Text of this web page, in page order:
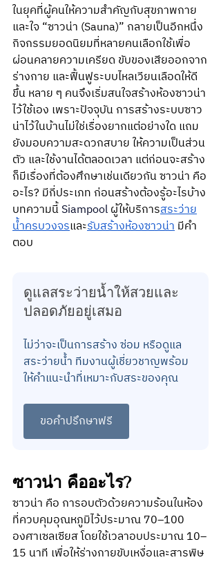
ในยุคที่ผู้คนให้ความสำคัญกับสุขภาพกาย
และใจ “ซาวน่า (Sauna)” กลายเป็นอีกหนึ่ง
กิจกรรมยอดนิยมที่หลายคนเลือกใช้เพื่อ
ผ่อนคลายความเครียด ขับของเสียออกจาก
ร่างกาย และฟื้นฟูระบบไหลเวียนเลือดให้ดี
ขึ้น หลาย ๆ คนจึงเริ่มสนใจสร้างห้องซาวน่า
ไว้ใช้เอง เพราะปัจจุบัน การสร้างระบบซาว
น่าไว้ในบ้านไม่ใช่เรื่องยากแต่อย่างใด แถม
ยังมอบความสะดวกสบาย ให้ความเป็นส่วน
ตัว และใช้งานได้ตลอดเวลา แต่ก่อนจะสร้าง
ก็มีเรื่องที่ต้องศึกษาเช่นเดียวกัน ซาวน่า คือ
อะไร? มีกี่ประเภท ก่อนสร้างต้องรู้อะไรบ้าง
บทความนี้ Siampool ผู้ให้บริการสระว่าย
น้ำครบวงจรและรับสร้างห้องซาวน่า มีคำ
ตอบ
ดูแลสระว่ายน้ำให้สวยและ
ปลอดภัยอยู่เสมอ
ไม่ว่าจะเป็นการสร้าง ซ่อม หรือดูแล
สระว่ายน้ำ ทีมงานผู้เชี่ยวชาญพร้อม
ให้คำแนะนำที่เหมาะกับสระของคุณ
ขอคำปรึกษาฟรี
ซาวน่า คืออะไร?
ซาวน่า คือ การอบตัวด้วยความร้อนในห้อง
ที่ควบคุมอุณหภูมิไว้ประมาณ 70–100
องศาเซลเซียส โดยใช้เวลาอบประมาณ 10–
15 นาที เพื่อให้ร่างกายขับเหงื่อและสารพิษ